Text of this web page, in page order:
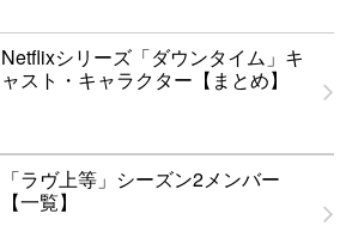
Netflixシリーズ「ダウンタイム」キ
ャスト・キャラクター【まとめ】
「ラヴ上等」シーズン2メンバー
【一覧】